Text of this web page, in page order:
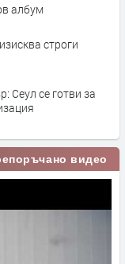
албум
строги
Сеул се готви за
видео